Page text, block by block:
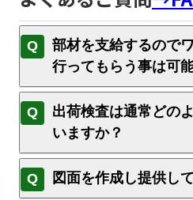
部材を支給するので
行ってもらう事は可
出荷検査は通常どの
いますか？
図面を作成し提供し